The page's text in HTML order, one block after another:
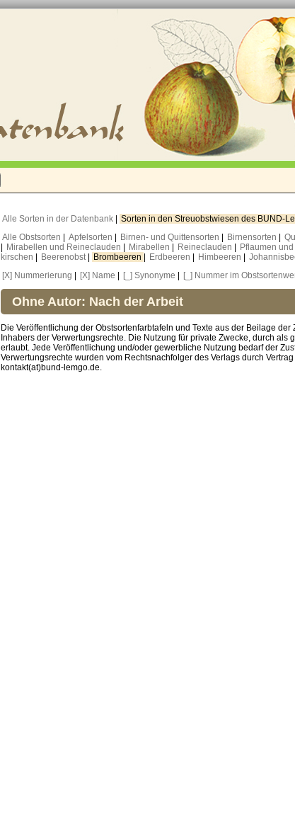
Alle Sorten in der Datenbank Sorten in den Streuobstwiesen des BUND-
Alle Obstsorten
Apfelsorten Birnen- und Quittensorten Birnensorten
Mirabellen und Reineclauden Mirabellen Reineclauden Pflaumen
kirschen
Beerenobst Brombeeren Erdbeeren Himbeeren
[X] Nummerierung
[X] Name [_] Synonyme [_] Nummer im
Ohne Autor: Nach der Arbeit
Die Veröffentlichung der Obstsortenfarbtafeln und Texte aus der Beilage
Inhabers der Verwertungsrechte. Die Nutzung für private Zwecke, durch
erlaubt. Jede Veröffentlichung und/oder gewerbliche Nutzung bedarf der
Verwertungsrechte wurden vom Rechtsnachfolger des Verlags durch
kontakt(at)bund-lemgo.de.